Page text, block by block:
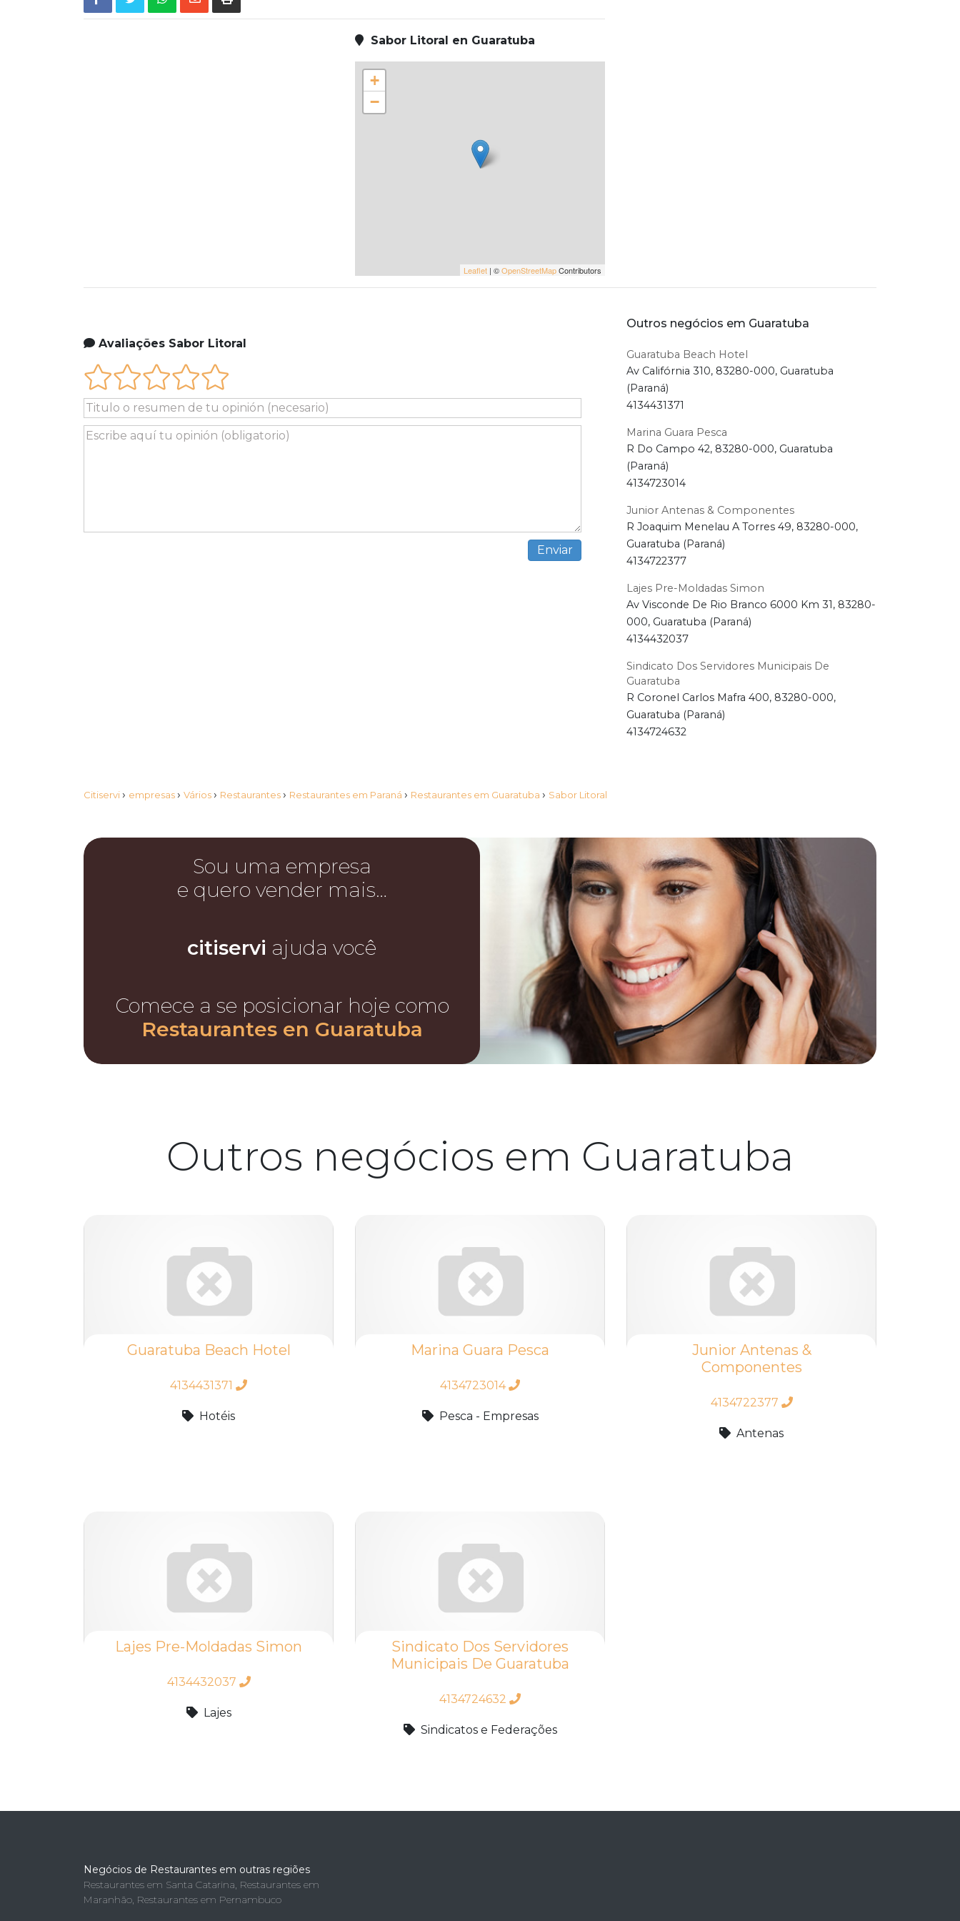
Sabor Litoral en Guaratuba
+
−
Leaflet | ©OpenStreetMapContributors
Avaliações Sabor Litoral
Outros negócios em Guaratuba
Guaratuba Beach Hotel
Av Califórnia 310, 83280-000, Guaratuba
(Paraná)
4134431371
Marina Guara Pesca
R Do Campo 42, 83280-000, Guaratuba
(Paraná)
4134723014
Junior Antenas & Componentes
R Joaquim Menelau A Torres 49, 83280-000,
Guaratuba (Paraná)
4134722377
Lajes Pre-Moldadas Simon
Av Visconde De Rio Branco 6000 Km 31, 83280-
000, Guaratuba (Paraná)
4134432037
Sindicato Dos Servidores Municipais De
Guaratuba
R Coronel Carlos Mafra 400, 83280-000,
Guaratuba (Paraná)
4134724632
Citiservi › empresas › Vários › Restaurantes › Restaurantes em Paraná › Restaurantes em Guaratuba › Sabor Litoral
Sou uma empresa
e quero vender mais…
citiservi ajuda você
Comece a se posicionar hoje como
Restaurantes en Guaratuba
Outros negócios em Guaratuba
Guaratuba Beach Hotel
4134431371
Hotéis
Marina Guara Pesca
4134723014
Pesca - Empresas
Junior Antenas &
Componentes
4134722377
Antenas
Lajes Pre-Moldadas Simon
4134432037
Lajes
Sindicato Dos Servidores
Municipais De Guaratuba
4134724632
Sindicatos e Federações
Negócios de Restaurantes em outras regiões
Restaurantes em Santa Catarina, Restaurantes em
Maranhão, Restaurantes em Pernambuco